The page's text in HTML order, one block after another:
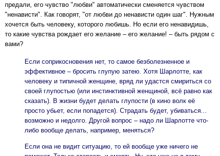
предали, его чувство "любви" автоматически сменяется чувством
"ненависти". Как говорят, "от любви до ненависти один шаг". Нужным
хочется быть человеку, которого любишь. Но если его ненавидишь,
то какие чувства рождает его желание – его желание! – быть рядом с
вами?
Если соприкосновения нет, то самое безболезненное и
эффективное – бросить глупую затею. Хотя Шарлотте, как
человеку и типичной женщине, вряд ли удастся смириться со
своей глупостью (или инстинктивной женщиной, всё равно как
сказать). В жизни будет делать глупости (в кино волк её
просто убьет, если попадется). Страдать будет, убиваться...
возможно и недолго. Другой вопрос – надо ли Шарлотте что-
либо вообще делать, например, меняться?
Если она не видит ситуацию, то ей вообще уже ничего не